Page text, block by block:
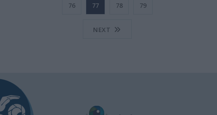
76 77 78 79
NEXT